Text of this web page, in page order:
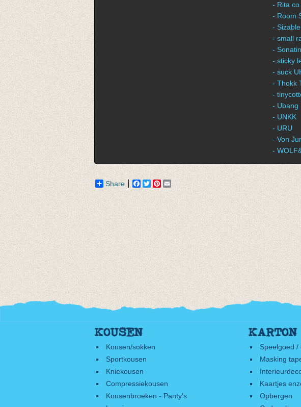
- Rita co
- Room
- Sizable
- small
-
- sticky
- suck
- Thokk
-
- Ubang
- UNKK
- URU
- Von
-
Share Facebook
TwitterPinterest
KOUSEN
Kousen/sokken
Sportkousen
Kniekousen
Compressiekousen
Kousenbroeken - Panty's
KARTON
Speelgoed /
Masking
Kaartjes
Opbergen